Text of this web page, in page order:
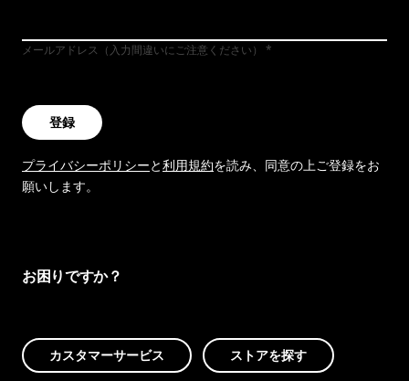
メールアドレス（入力間違いにご注意ください）
登録
プライバシーポリシーと利用規約を読み、同意の上ご登録をお
願いします。
お困りですか？
カスタマーサービス ストアを探す